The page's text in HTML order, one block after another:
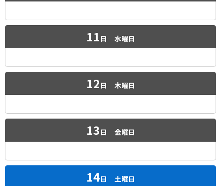
11 日 水曜日
12 日 木曜日
13 日 金曜日
14日 土曜日